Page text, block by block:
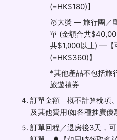
(=HK$180)】
🥇大獎 — 旅行團／
單 (金額合共
共$1,000以上) —【
(=HK$360)】
*其他產品不包括旅
旅遊禮券
訂單金額一概不計算稅項
及其他費用(如各種推廣優
訂單回程／退房後3天，